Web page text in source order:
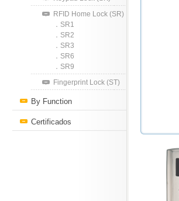
RFID Home Lock (SR)
．SR1
．SR2
．SR3
．SR6
．SR9
Fingerprint Lock (ST)
By Function
Certificados